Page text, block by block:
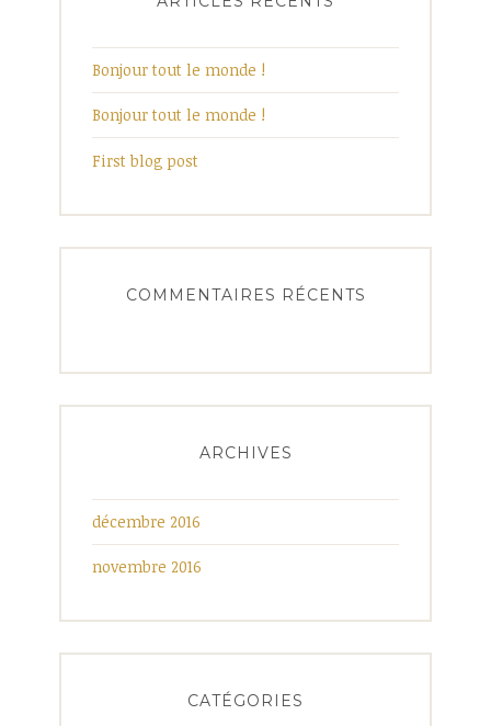
Bonjour tout le monde !
Bonjour tout le monde !
First blog post
COMMENTAIRES RÉCENTS
ARCHIVES
décembre 2016
novembre 2016
CATÉGORIES